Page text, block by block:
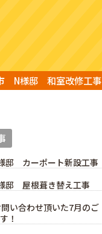
N様邸 和室改修工事
邸 カーポート新設工事
邸 屋根葺き替え工事
い合わせ頂いた7月のご
！